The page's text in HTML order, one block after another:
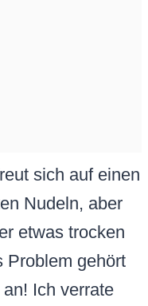
sich auf einen
Nudeln, aber
etwas trocken
Problem gehört
Ich verrate